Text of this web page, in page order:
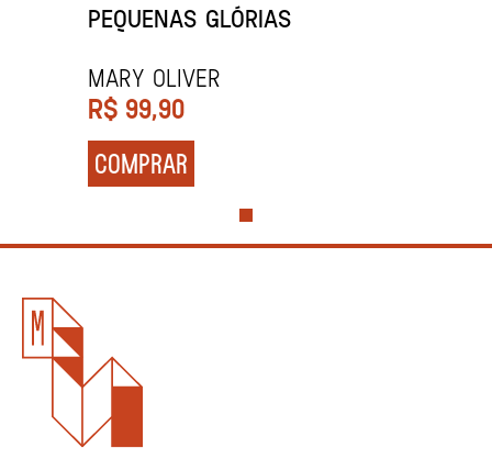
PEQUENAS GLÓRIAS
Mary Oliver
R$ 99,90
COMPRAR